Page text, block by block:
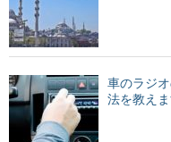
車のラジ
法を教えま